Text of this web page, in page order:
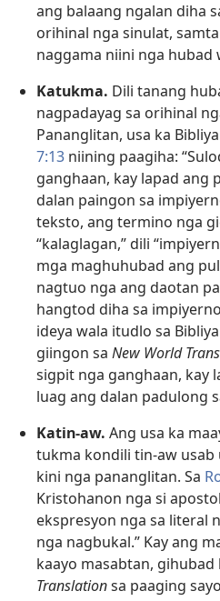
ang balaang ngalan diha
orihinal nga sinulat,
naggama niini nga hubad
Katukma. Dili tanang
nagpadayag sa orihinal
Pananglitan, usa ka
7:13 niining paagiha:
ganghaan, kay lapad ang
dalan paingon sa
teksto, ang termino nga
“kalaglagan,” dili
mga maghuhubad ang
nagtuo nga ang daotan
hangtod diha sa
ideya wala itudlo sa
giingon sa New World
sigpit nga ganghaan, kay
luag ang dalan padulong
Katin-aw. Ang usa ka
tukma kondili tin-aw usab
kini nga pananglitan. Sa
Kristohanon nga si
ekspresyon nga sa literal
nga nagbukal.” Kay ang
kaayo masabtan, gihubad
Translationsa paaging